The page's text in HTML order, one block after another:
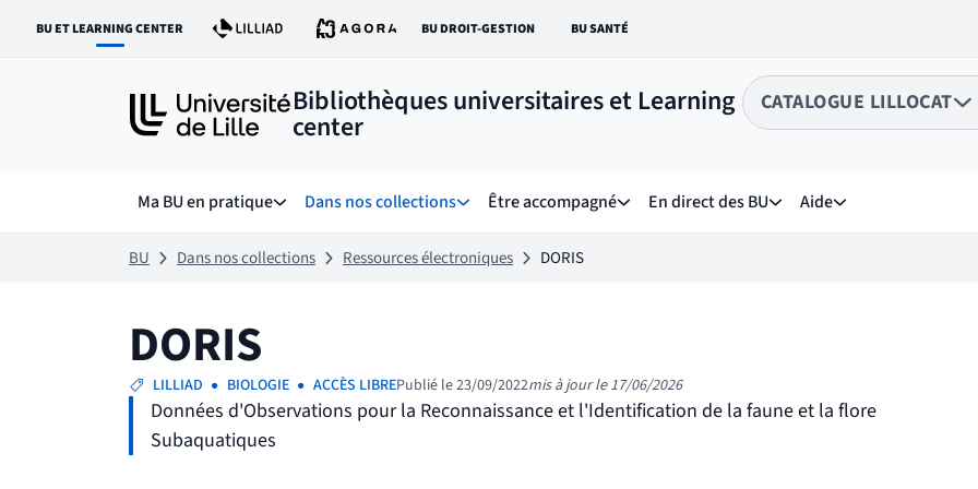
LIEN VERS LE SITE :
BU ET LEARNING CENTER LIEN VERS LE SITE :
BU DROIT-GESTION LIEN VERS LE SITE :
BU SANTÉ
Bibliothèques universitaires et Learning
center Choix du
CATALOGUE LILLOCAT
sélectionné
Ma BU en pratiqueSous menu de Ma BU en pratique
Dans nos collectionsSous menu de Dans nos collections
Être accompagnéSous menu de Être accompagné
En direct des BUSous menu de En direct des
AideSous menu de Aide
BU Dans nos collections Ressources électroniques DORIS
DORIS
LILLIAD BIOLOGIE ACCÈS LIBREPublié le 23/09/2022mis à jour le 17/06/2026
Données d'Observations pour la Reconnaissance et l'Identification de la faune et la flore
Subaquatiques